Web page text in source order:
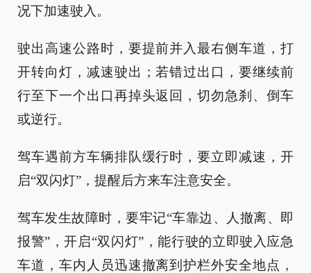
况下加速驶入。
驶出高速公路时，要提前并入最右侧车道，打
开转向灯，减速驶出；若错过出口，要继续前
行至下一个出口再掉头返回，切勿急刹、倒车
或逆行。
驾车遇前方车辆排队缓行时，要立即减速，开
启“双闪灯”，提醒后方来车注意安全。
驾车发生故障时，要牢记“车靠边、人撤离、即
报警”，开启“双闪灯”，能行驶的立即驶入应急
车道，车内人员迅速撤离到护栏外安全地点，